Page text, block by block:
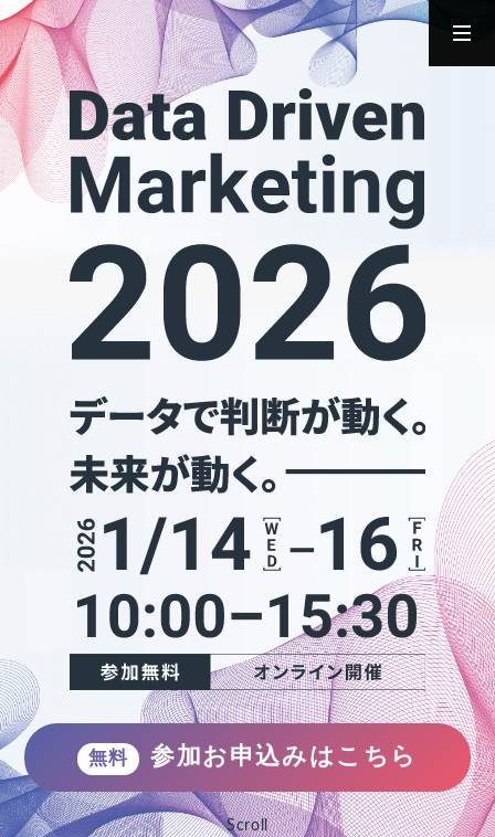
無料 参加お申込みはこちら
Scroll